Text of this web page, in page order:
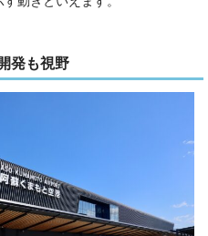
発も視野